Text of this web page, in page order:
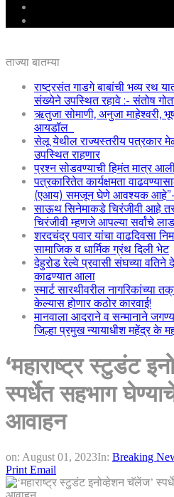
ताज्या बातम्या
राष्ट्रसंत गाडगे बाबांची भव्य रथ
संख्येने उपस्थित रहावे :- संतोष
ऋतुजा सोमाणी, अनुजा माहेश्वरी,
आयडॉल
सेलू येथील राज्यस्तरीय पत्रकार
उपस्थित राहणार
प्रश्न सोडवण्याची हिमंत मात्र
पत्रकारितेत कार्यक्षमता
(एआय) समजून घेणे आवश्यक आहे”-
साऊथ सिनेमाकडे चिरंजीवी आहे तर
चिरंजीवी म्हणजे आपल्या सर्वांचे
शरदचंद्र पवार यांचा वाढदिवसा
सामाजिक व धार्मिक ग्रंथ दिली भेट
देहुरोड रेल्वे प्रवासी संघच्या वतिने
काढण्यात आला
स्मार्ट सारथीवरील नागरिकांच्या
केल्यास होणार कठोर कारवाई!
मानवाला आदराने व सन्मानाने
जिल्हा प्रमुख न्यायाधीश महेंद्र के
‘महाराष्ट्र स्टुडंट
स्पर्धेत सहभाग
आवाहन
on: August 01, 2023In: Breaking
Print Email